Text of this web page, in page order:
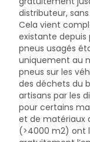
distributeur,
Cela vient
existante depuis
pneus usagés
uniquement au
pneus sur les
des déchets du
artisans par les
pour certains
et de matériaux
(>4000 m2) ont